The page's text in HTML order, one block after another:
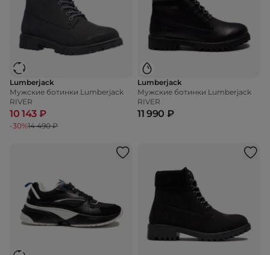
Lumberjack
Мужские ботинки Lumberjack
RIVER
10 143 ₽
-30%14 490 ₽
Lumberjack
Мужские ботинки Lumberjack
RIVER
11 990 ₽